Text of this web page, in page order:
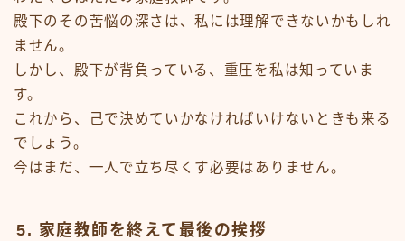
殿下のその苦悩の深さは、私には理解できないかもしれ
ません。
しかし、殿下が背負っている、重圧を私は知っていま
す。
これから、己で決めていかなければいけないときも来る
でしょう。
今はまだ、一人で立ち尽くす必要はありません。
5. 家庭教師を終えて最後の挨拶